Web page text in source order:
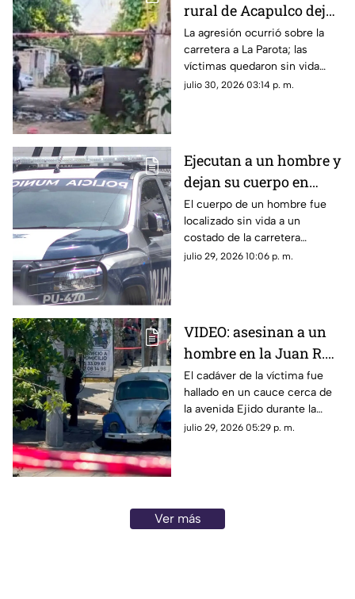
rural de Acapulco deja
dos hombres muertos
La agresión ocurrió sobre la
carretera a La Parota; las
víctimas quedaron sin vida
dentro de un local de comida.
julio 30, 2026 03:14 p. m.
Ejecutan a un hombre y
dejan su cuerpo en
carretera de
Zihuatanejo
El cuerpo de un hombre fue
localizado sin vida a un
costado de la carretera
Zihuatanejo-Lázaro Cárdenas;
julio 29, 2026 10:06 p. m.
VIDEO: asesinan a un
hombre en la Juan R.
Escudero; rescatan
cuerpo de canal
El cadáver de la víctima fue
hallado en un cauce cerca de
la avenida Ejido durante la
tarde de este miércoles.
julio 29, 2026 05:29 p. m.
Ver más